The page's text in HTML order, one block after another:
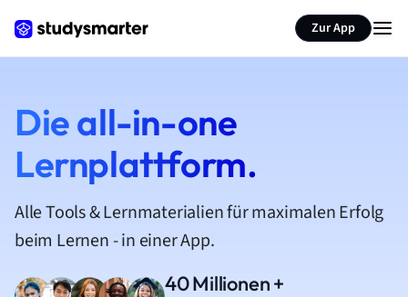
Zur App
Die all-in-one
Lernplattform.
Alle Tools & Lernmaterialien für maximalen Erfolg
beim Lernen - in einer App.
40 Millionen +